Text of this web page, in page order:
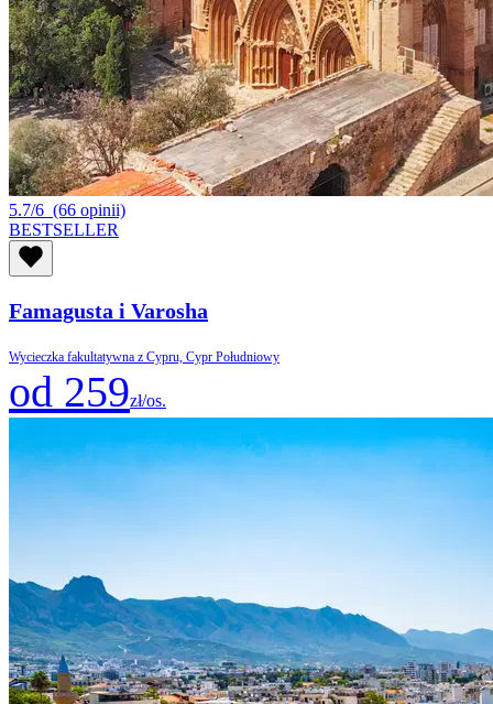
5.7/6 (66 opinii)
BESTSELLER
Famagusta i Varosha
Wycieczka fakultatywna z Cypru, Cypr Południowy
od 259zł/os.